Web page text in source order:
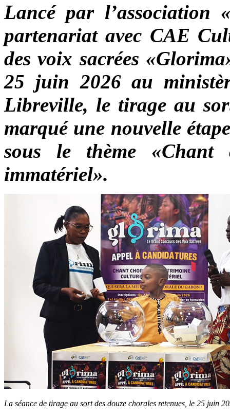
Lancé par l’association
partenariat avec CAE
des voix sacrées
25 juin 2026 au
Libreville, le tirage au
marqué une nouvelle
sous le thème «Chant
immatériel».
La séance de tirage au sort des douze chorales retenues, le 25 juin